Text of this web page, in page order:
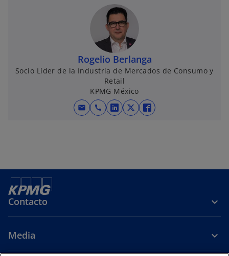
Rogelio Berlanga
Socio Líder de la Industria de Mercados de Consumo y
Retail
KPMG México
mail call
s
s
s
Contacto
Media